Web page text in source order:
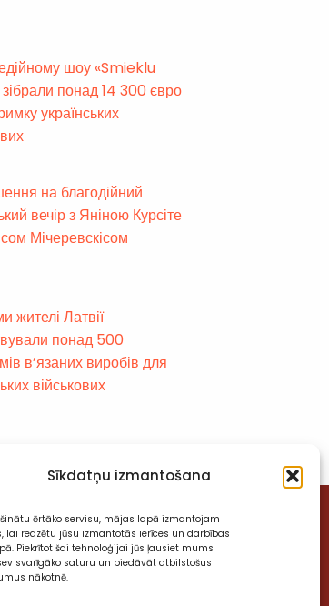
Sīkdatņu izmantošana
ērtāko servisu, mājas lapā izmantojam
lai redzētu jūsu izmantotās ierīces un darbības
Piekrītot šai tehnoloģijai jūs ļausiet mums
svarīgāko saturu un piedāvāt atbilstošus
nākotnē.
шоу «Smieklu
понад 14 300 євро
українських
на благодійний
вечір з Яніною Курсіте
Мічеревскісом
жителі Латвії
понад 500
в’язаних виробів для
військових